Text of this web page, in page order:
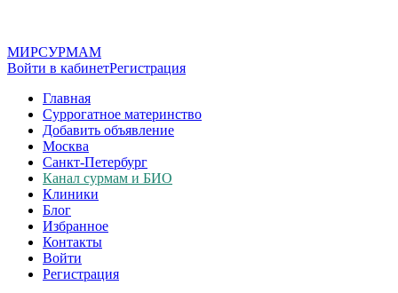
МИРСУРМАМ
Войти в кабинетРегистрация
Главная
Суррогатное материнство
Добавить объявление
Москва
Санкт-Петербург
Канал сурмам и БИО
Клиники
Блог
Избранное
Контакты
Войти
Регистрация